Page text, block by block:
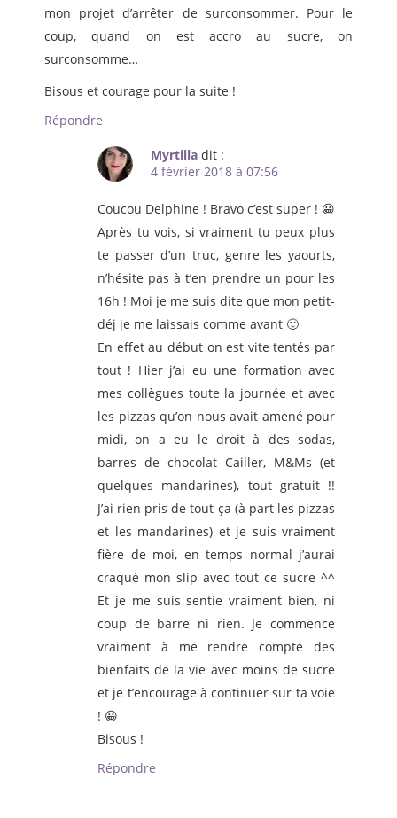
mon projet d’arrêter de surconsommer. Pour le
coup, quand on est accro au sucre, on
surconsomme…
Bisous et courage pour la suite !
Répondre
Myrtilla dit :
4 février 2018 à 07:56
Coucou Delphine ! Bravo c’est super ! 😀
Après tu vois, si vraiment tu peux plus
te passer d’un truc, genre les yaourts,
n’hésite pas à t’en prendre un pour les
16h ! Moi je me suis dite que mon petit-
déj je me laissais comme avant 🙂
En effet au début on est vite tentés par
tout ! Hier j’ai eu une formation avec
mes collègues toute la journée et avec
les pizzas qu’on nous avait amené pour
midi, on a eu le droit à des sodas,
barres de chocolat Cailler, M&Ms (et
quelques mandarines), tout gratuit !!
J’ai rien pris de tout ça (à part les pizzas
et les mandarines) et je suis vraiment
fière de moi, en temps normal j’aurai
craqué mon slip avec tout ce sucre ^^
Et je me suis sentie vraiment bien, ni
coup de barre ni rien. Je commence
vraiment à me rendre compte des
bienfaits de la vie avec moins de sucre
et je t’encourage à continuer sur ta voie
! 😀
Bisous !
Répondre